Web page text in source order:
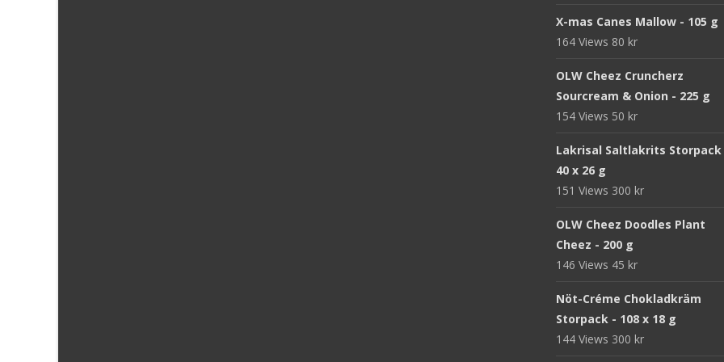
X-mas Canes Mallow - 105 g
164 Views 80 kr
OLW Cheez Cruncherz
Sourcream & Onion - 225 g
154 Views 50 kr
Lakrisal Saltlakrits Storpack
40 x 26 g
151 Views 300 kr
OLW Cheez Doodles Plant
Cheez - 200 g
146 Views 45 kr
Nöt-Créme Chokladkräm
Storpack - 108 x 18 g
144 Views 300 kr